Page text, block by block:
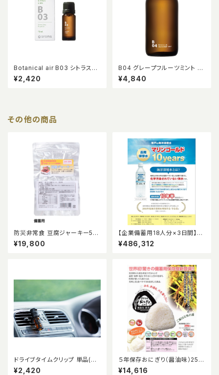
Botanical air B03 シトラスラ
イム 10ml
¥2,420
B04 グレープフルーツミント ピ
エゾアロマオイル 100ml
¥4,840
その他の商品
防災非常食 豆腐ジャーキー50
個入り/5年常温保存可能
¥19,800
【企業備蓄用18人分×3日間】10
年保存水、5年保存おにぎりセッ
ト
¥486,312
ドライブタイムクリップ 単品(本
体のみ)
¥2,420
５年保存おにぎり（醤油味）25個
入り
¥14,616